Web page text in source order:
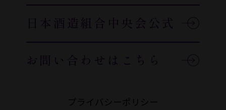
日本酒造組合中央会公式
お問い合わせはこちら
プライバシーポリシー